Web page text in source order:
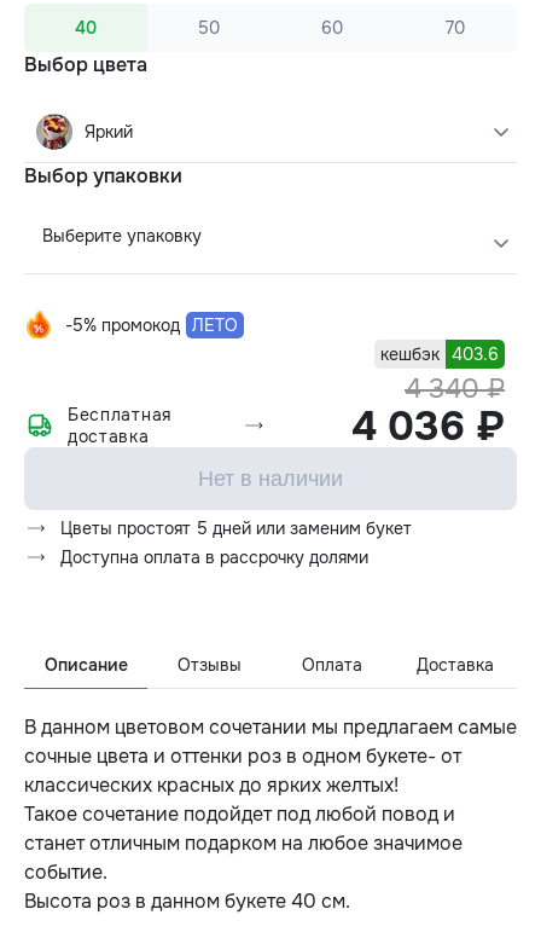
40 50 60 70
Выбор цвета
Яркий
Выбор упаковки
Выберите упаковку
-5% промокод ЛЕТО
кешбэк 403.6
4 340 ₽
4 036 ₽
Бесплатная
доставка
Нет в наличии
Цветы простоят 5 дней или заменим букет
Доступна оплата в рассрочку долями
Описание Отзывы Оплата Доставка
В данном цветовом сочетании мы предлагаем самые
сочные цвета и оттенки роз в одном букете- от
классических красных до ярких желтых!
Такое сочетание подойдет под любой повод и
станет отличным подарком на любое значимое
событие.
Высота роз в данном букете 40 см.